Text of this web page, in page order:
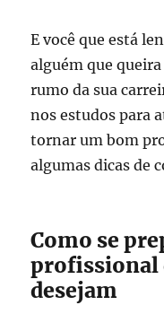
E você que está
alguém que
rumo da sua
nos estudos para
tornar um bom
algumas dicas de
Como se
profissional
desejam